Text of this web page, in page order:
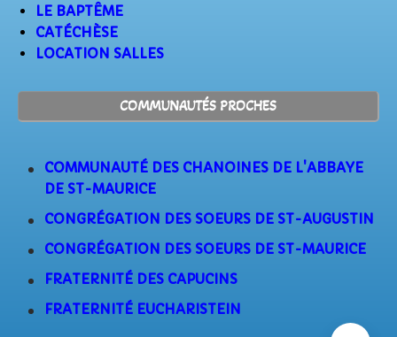
LE BAPTÊME
CATÉCHÈSE
LOCATION SALLES
COMMUNAUTÉS PROCHES
COMMUNAUTÉ DES CHANOINES DE L'ABBAYE
DE ST-MAURICE
CONGRÉGATION DES SOEURS DE ST-AUGUSTIN
CONGRÉGATION DES SOEURS DE ST-MAURICE
FRATERNITÉ DES CAPUCINS
FRATERNITÉ EUCHARISTEIN